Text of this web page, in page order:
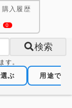
購入履歴
0
検索
す。
ぶ 用途で選